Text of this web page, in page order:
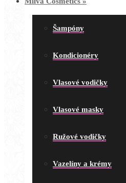
Šampóny
Kondicionéry
Vlasové vodičky
Vlasové masky
Ružové vodičky
Vazelíny a krémy